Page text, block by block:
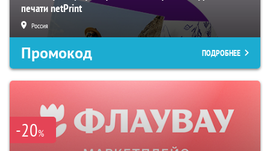
печати netPrint
Россия
Промокод ПОДРОБНЕЕ
-20%